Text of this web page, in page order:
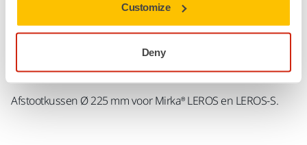
Customize
Deny
Productinformatie
Afstootkussen Ø 225 mm voor Mirka® LEROS en LEROS-S.